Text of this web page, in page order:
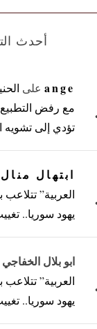
أحدث
ange على
مع رفض
تؤدي إلى تشويه
ابتهال منال
العربية”
يهود سوريا..
ابو بلال الخفاجي
العربية”
يهود سوريا..